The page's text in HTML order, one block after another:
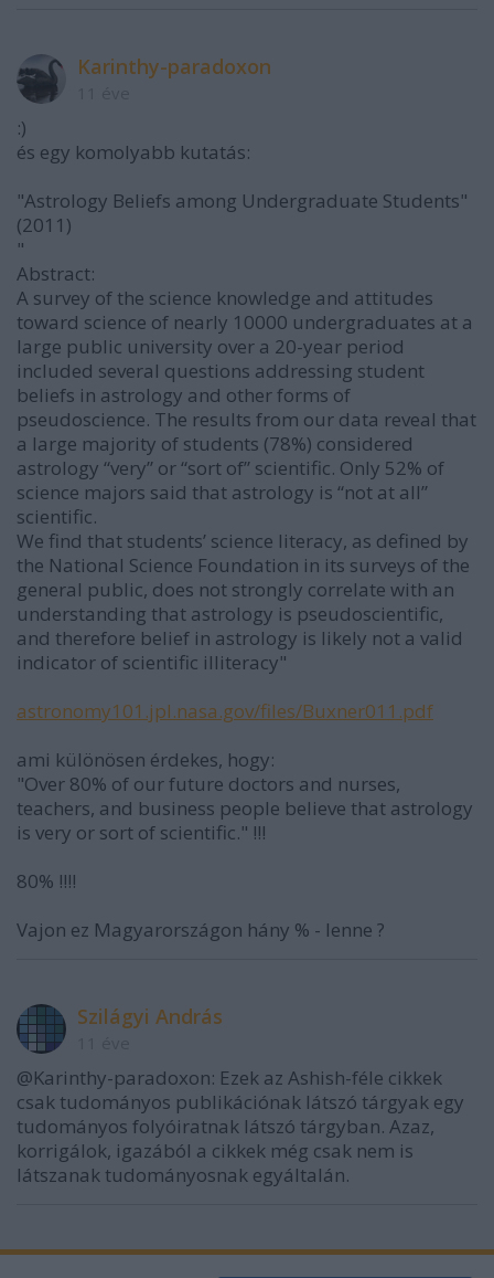
Karinthy-paradoxon
:)
és egy komolyabb kutatás:
"Astrology Beliefs among Undergraduate Students"
(2011)
"
Abstract:
A survey of the science knowledge and attitudes
toward science of nearly 10000 undergraduates at a
large public university over a 20-year period
included several questions addressing student
beliefs in astrology and other forms of
pseudoscience. The results from our data reveal that
a large majority of students (78%) considered
astrology “very” or “sort of” scientific. Only 52% of
science majors said that astrology is “not at all”
scientific.
We find that students’ science literacy, as defined by
the National Science Foundation in its surveys of the
general public, does not strongly correlate with an
understanding that astrology is pseudoscientific,
and therefore belief in astrology is likely not a valid
indicator of scientific illiteracy"
astronomy101.jpl.nasa.gov/files/Buxner011.pdf
ami különösen érdekes, hogy:
"Over 80% of our future doctors and nurses,
teachers, and business people believe that astrology
is very or sort of scientific." !!!
80% !!!!
Vajon ez Magyarországon hány % - lenne ?
Szilágyi András
@Karinthy-paradoxon: Ezek az Ashish-féle cikkek
csak tudományos publikációnak látszó tárgyak egy
tudományos folyóiratnak látszó tárgyban. Azaz,
korrigálok, igazából a cikkek még csak nem is
látszanak tudományosnak egyáltalán.